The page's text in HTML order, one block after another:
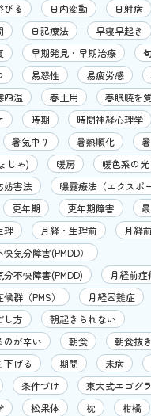
びる
日内変動 日射病
日記療法 早寝早起き
早期発見・早期治療
易怒性 易疲労感
四温
春土用
春眠暁を
時期 時間神経心理学
暑気中り 暑熱順化
じゃ)
暖房 暖色系の光
妨害法
曝露療法（エクスポ
更年期 更年期障害
理
月経・生理前
月経
気分障害(PMDD）
分不快障害(PMDD)
月経前症
群（PMS）
月経困難症
し方
朝起きられない
のが辛い
朝食 朝食抜き
下げる
期間 未病
条件づけ
東大式エゴグ
松果体 枕
柑橘